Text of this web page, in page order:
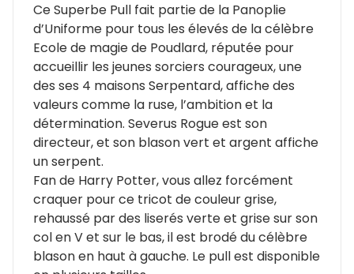
Ce Superbe Pull fait partie de la Panoplie
d’Uniforme pour tous les élevés de la célèbre
Ecole de magie de Poudlard, réputée pour
accueillir les jeunes sorciers courageux, une
des ses 4 maisons Serpentard, affiche des
valeurs comme la ruse, l’ambition et la
détermination. Severus Rogue est son
directeur, et son blason vert et argent affiche
un serpent.
Fan de Harry Potter, vous allez forcément
craquer pour ce tricot de couleur grise,
rehaussé par des liserés verte et grise sur son
col en V et sur le bas, il est brodé du célèbre
blason en haut à gauche. Le pull est disponible